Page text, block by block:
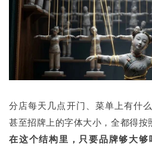
分店每天几点开门、菜单上有什
甚至招牌上的字体大小，全都得按
在这个结构里，只要品牌够大